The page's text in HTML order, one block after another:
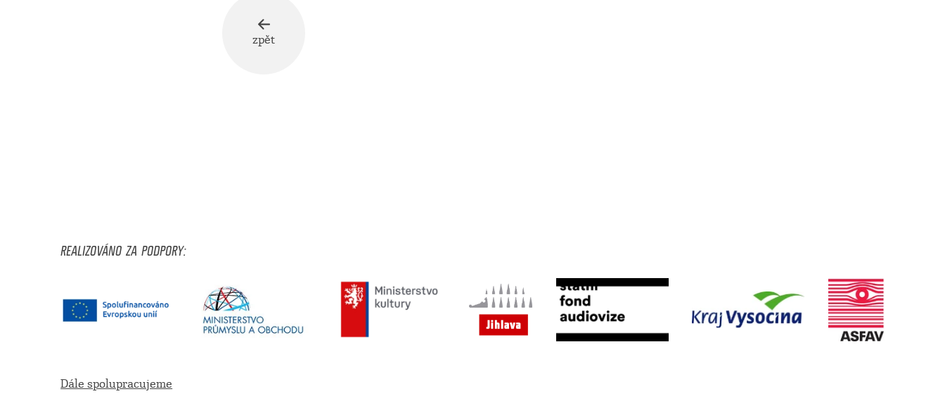
zpět
REALIZOVÁNO ZA PODPORY:
Dále spolupracujeme